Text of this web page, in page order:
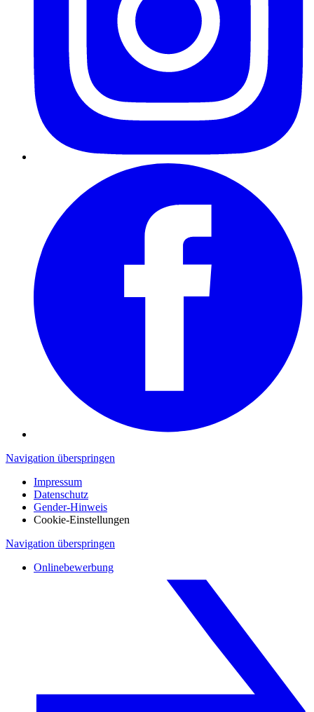
Navigation überspringen
Impressum
Datenschutz
Gender-Hinweis
Cookie-Einstellungen
Navigation überspringen
Onlinebewerbung